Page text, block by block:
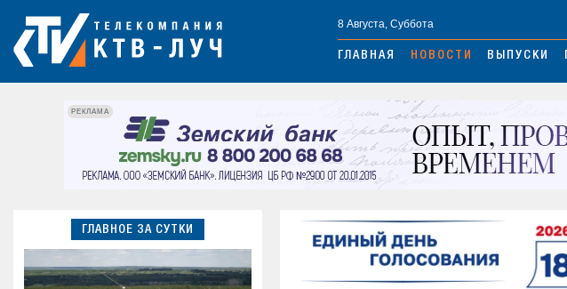
8 Августа, Суббота
ГЛАВНАЯ НОВОСТИ ВЫПУСКИ
РЕКЛАМА
ГЛАВНОЕ ЗА СУТКИ